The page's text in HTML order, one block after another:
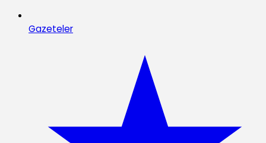
Gazeteler